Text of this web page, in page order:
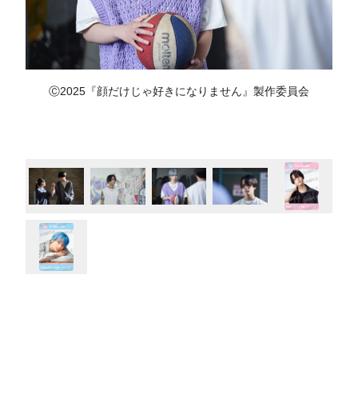
Ⓒ2025『顔だけじゃ好きになりません』製作委員会